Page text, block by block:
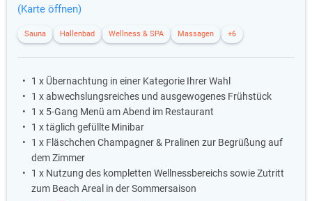
(Karte öffnen)
Sauna Hallenbad Wellness & SPA Massagen +6
1 x Übernachtung in einer Kategorie Ihrer Wahl
1 x abwechslungsreiches und ausgewogenes Frühstück
1 x 5-Gang Menü am Abend im Restaurant
1 x täglich gefüllte Minibar
1 x Fläschchen Champagner & Pralinen zur Begrüßung auf
dem Zimmer
1 x Nutzung des kompletten Wellnessbereichs sowie Zutritt
zum Beach Areal in der Sommersaison